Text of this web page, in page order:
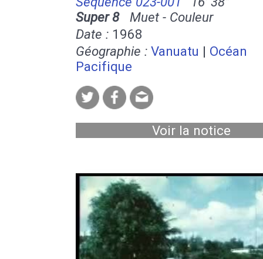
Super 8Muet - Couleur
Date : 1968
Géographie : Vanuatu | Océan
Pacifique
Voir la notice